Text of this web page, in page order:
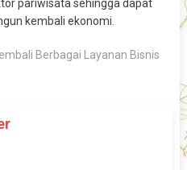
pariwisata sehingga dapat
kembali ekonomi.
Berbagai Layanan Bisnis